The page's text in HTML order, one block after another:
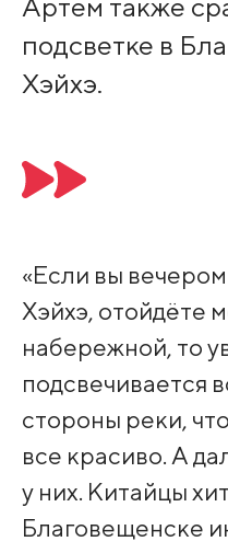
подсветке в
Хэйхэ.
«Если вы
Хэйхэ, отойдёте
набережной, то
подсвечивается
стороны реки,
все красиво. А
у них. Китайцы
Благовещенске